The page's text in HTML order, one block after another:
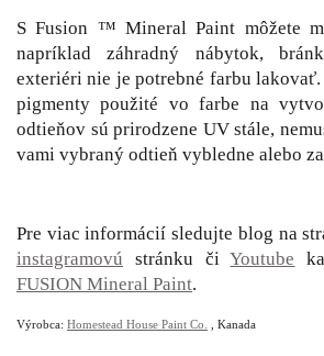
S Fusion ™ Mineral Paint môžete
napríklad záhradný nábytok,
exteriéri nie je potrebné farbu
pigmenty použité vo farbe na
odtieňov sú prirodzene UV stále,
vami vybraný odtieň vybledne alebo
Pre viac informácií sledujte blog na
instagramovú stránku čiYoutube
FUSION Mineral Paint.
Výrobca: Homestead House Paint Co. , Kanada